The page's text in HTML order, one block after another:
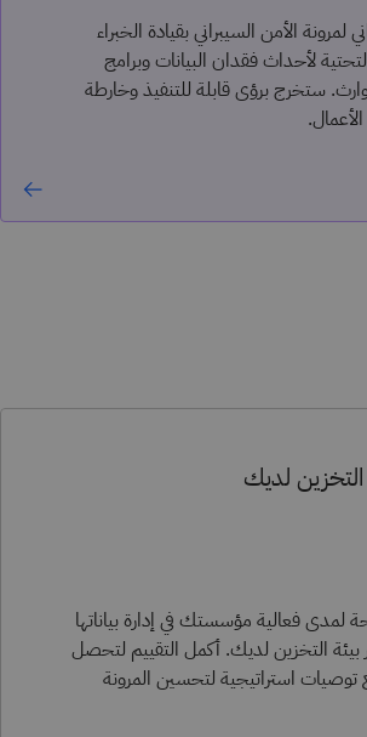
الأمن السيبراني بقيادة الخبراء
لأحداث فقدان البيانات وبرامج
ستخرج برؤى قابلة للتنفيذ وخارطة
لديك
فعالية مؤسستك في إدارة بياناتها
بيئة التخزين لديك. أكمل التقييم لتحصل
استراتيجية لتحسين المرونة